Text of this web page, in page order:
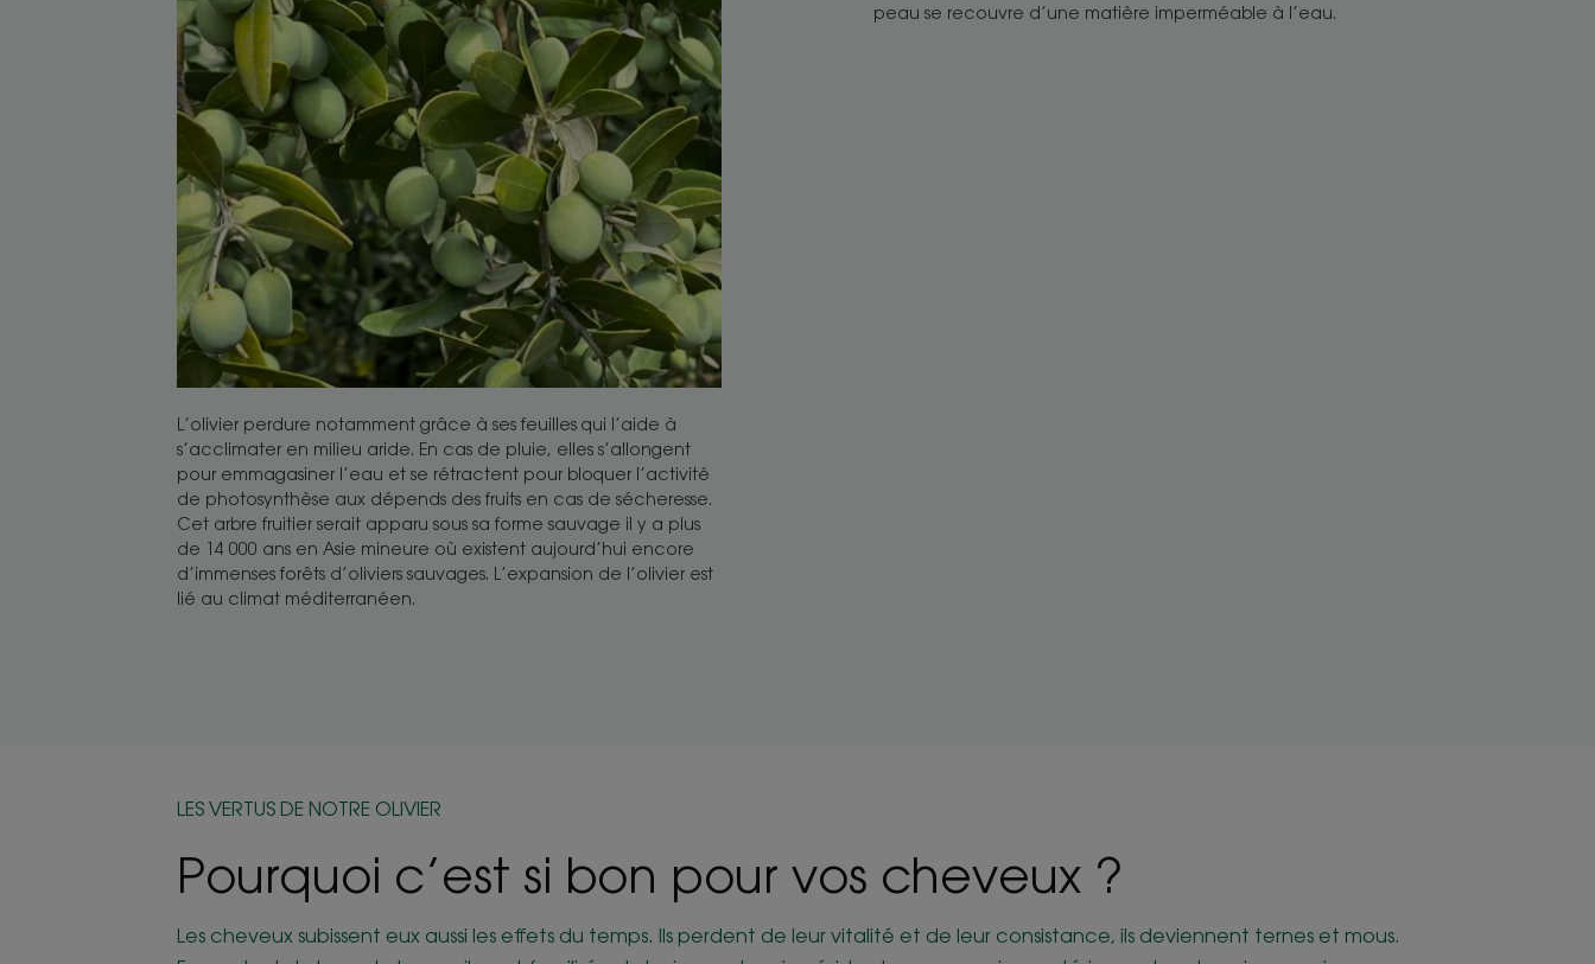
L’olivier perdure notamment grâce à ses feuilles qui l’aide à
s’acclimater en milieu aride. En cas de pluie, elles s’allongent
pour emmagasiner l’eau et se rétractent pour bloquer l’activité
de photosynthèse aux dépends des fruits en cas de sécheresse.
Cet arbre fruitier serait apparu sous sa forme sauvage il y a plus
de 14 000 ans en Asie mineure où existent aujourd’hui encore
d’immenses forêts d’oliviers sauvages. L’expansion de l’olivier est
lié au climat méditerranéen.
peau se recouvre d’une matière imperméable à l’eau.
LES VERTUS DE NOTRE OLIVIER
Pourquoi c’est si bon pour vos cheveux ?
Les cheveux subissent eux aussi les effets du temps. Ils perdent de leur vitalité et de leur consistance, ils deviennent ternes et mous.